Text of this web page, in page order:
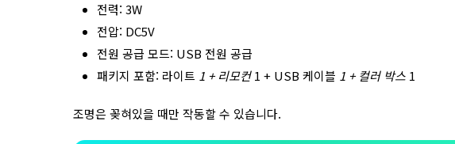
전력: 3W
전압: DC5V
전원 공급 모드: USB 전원 공급
패키지 포함: 라이트 1 + 리모컨1 + USB 케이블 1 + 컬러 박스 1
조명은 꽂혀있을 때만 작동할 수 있습니다.